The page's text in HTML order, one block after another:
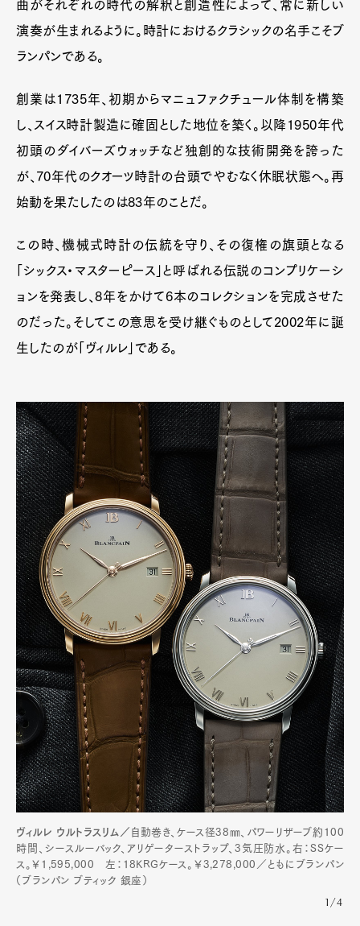
Art&Design WatchFashion
Official Columnist
About
Contact
Pen Meet
Pen international Pen tw
曲がそれぞれの時代の解釈と創造性によって、常に新しい
演奏が生まれるように。時計におけるクラシックの名手こそブ
ランパンである。
創業は1735年、初期からマニュファクチュール体制を構築
し、スイス時計製造に確固とした地位を築く。以降1950年代
初頭のダイバーズウォッチなど独創的な技術開発を誇った
が、70年代のクオーツ時計の台頭でやむなく休眠状態へ。再
始動を果たしたのは83年のことだ。
この時、機械式時計の伝統を守り、その復権の旗頭となる
「シックス・マスターピース」と呼ばれる伝説のコンプリケーシ
ョンを発表し、8年をかけて6本のコレクションを完成させた
のだった。そしてこの意思を受け継ぐものとして2002年に誕
生したのが「ヴィルレ」である。
ヴィルレ ウルトラスリム／ 自動巻き、ケース径38㎜、パワーリザーブ約100
時間、シースルーバック、アリゲーターストラップ、3気圧防水。右：SSケー
ス。￥1,595,000 左：18KRGケース。￥3,278,000／ともにブランパン
（ブランパン ブティック 銀座）
1/4